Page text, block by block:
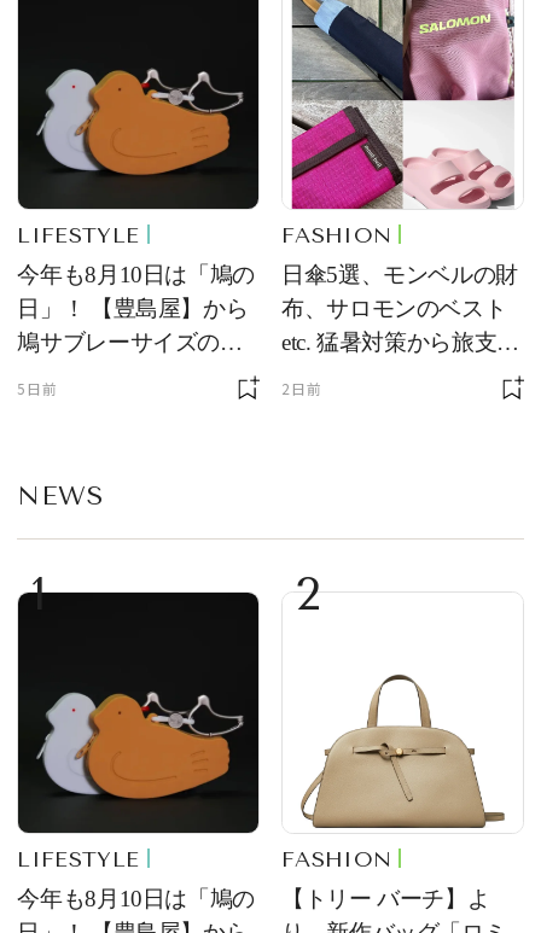
LIFESTYLE
今年も8月10日は「鳩の
日」！ 【豊島屋】から
鳩サブレーサイズのポ
ーチ「はとっこ」を限
5日前
FASHION
日傘5選、モンベルの財
布、サロモンのベスト
etc. 猛暑対策から旅支度
まで！ ｜今週の人気記
2日前
NEWS
1
LIFESTYLE
今年も8月10日は「鳩の
2
FASHION
【トリー バーチ】よ